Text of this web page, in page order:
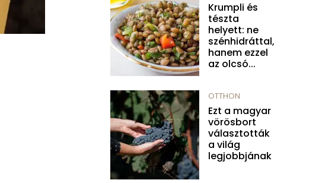
Krumpli és
tészta
helyett: ne
szénhidráttal,
hanem ezzel
az olcsó...
OTTHON
Ezt a magyar
vörösbort
választották
a világ
legjobbjának